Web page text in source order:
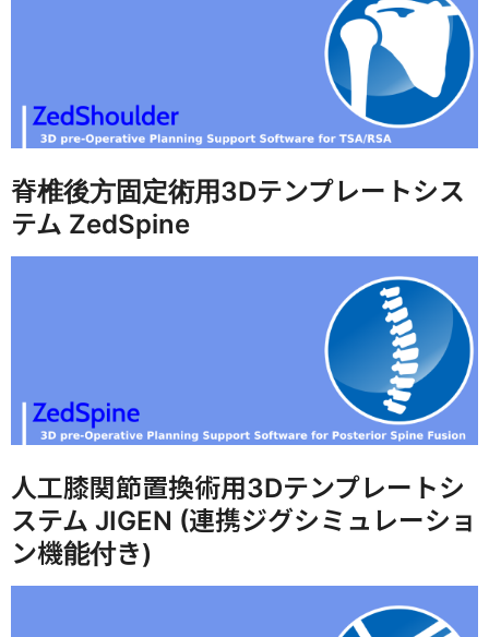
脊椎後方固定術用3Dテンプレートシス
テム ZedSpine
人工膝関節置換術用3Dテンプレートシ
ステム JIGEN (連携ジグシミュレーショ
ン機能付き)